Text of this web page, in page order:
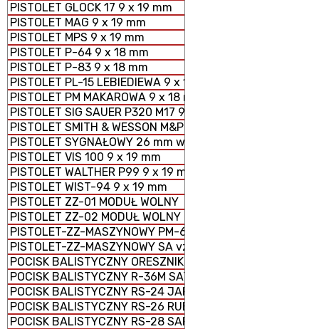
PISTOLET GLOCK 17 9 x 19 mm
PISTOLET MAG 9 x 19 mm
PISTOLET MPS 9 x 19 mm
PISTOLET P-64 9 x 18 mm
PISTOLET P-83 9 x 18 mm
PISTOLET PL-15 LEBIEDIEWA 9 x 19 mm
PISTOLET PM MAKAROWA 9 x 18 mm
PISTOLET SIG SAUER P320 M17 9 x 19 mm
PISTOLET SMITH & WESSON M&P 9 x 19 mm
PISTOLET SYGNAŁOWY 26 mm wz. 1978
PISTOLET VIS 100 9 x 19 mm
PISTOLET WALTHER P99 9 x 19 mm
PISTOLET WIST-94 9 x 19 mm
PISTOLET ZZ-01 MODUŁ WOLNY
PISTOLET ZZ-02 MODUŁ WOLNY
PISTOLET-ZZ-MASZYNOWY PM-63 RAK 9 × 18 mm
PISTOLET-ZZ-MASZYNOWY SA vz. 61 ŠKORPION
POCISK BALISTYCZNY ORESZNIK
POCISK BALISTYCZNY R-36M SATAN
POCISK BALISTYCZNY RS-24 JARS
POCISK BALISTYCZNY RS-26 RUBIEŻ
POCISK BALISTYCZNY RS-28 SARMAT